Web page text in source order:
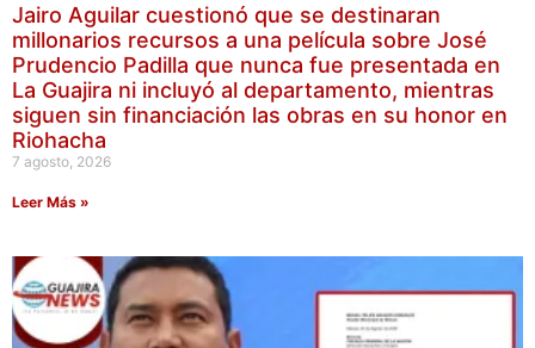
Jairo Aguilar cuestionó que se destinaran
millonarios recursos a una película sobre José
Prudencio Padilla que nunca fue presentada en
La Guajira ni incluyó al departamento, mientras
siguen sin financiación las obras en su honor en
Riohacha
7 agosto, 2026
Leer Más »